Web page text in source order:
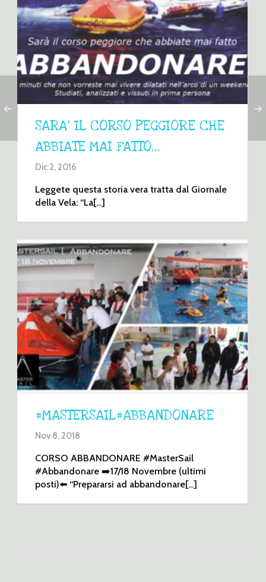
SARA’ IL CORSO PEGGIORE CHE
ABBIATE MAI FATTO…
Dic 2, 2016
Leggete questa storia vera tratta dal Giornale
della Vela: “La[...]
#MASTERSAIL#ABBANDONARE
Nov 8, 2018
CORSO ABBANDONARE #MasterSail
#Abbandonare ➡️17/18 Novembre (ultimi
posti)⬅️ “Prepararsi ad abbandonare[...]